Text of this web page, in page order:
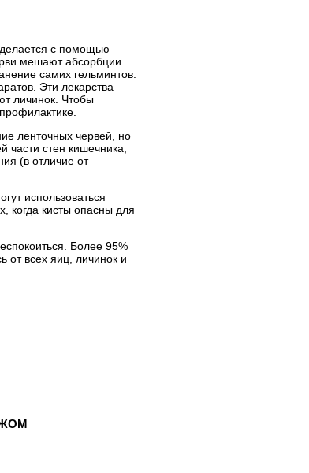
с помощью
мешают абсорбции
самих гельминтов.
Эти лекарства
личинок. Чтобы
ленточных червей, но
части стен кишечника,
(в отличие от
использоваться
когда кисты опасны для
Более 95%
от всех яиц, личинок и